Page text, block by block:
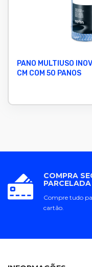
PANO MULTIUSO
CM COM 50 PANOS
COMPRA
PARCELADA
Compre tudo
cartão.